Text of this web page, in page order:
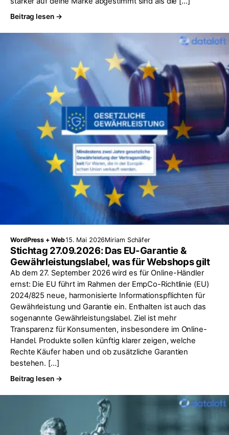
Beitrag lesen →
WordPress + Web15. Mai 2026Miriam Schäfer
Stichtag 27.09.2026: Das EU-Garantie &
Gewährleistungslabel, was für Webshops gilt
Ab dem 27. September 2026 wird es für Online-Händler
ernst: Die EU führt im Rahmen der EmpCo-Richtlinie (EU)
2024/825 neue, harmonisierte Informationspflichten für
Gewährleistung und Garantie ein. Enthalten ist auch das
sogenannte Gewährleistungslabel. Ziel ist mehr
Transparenz für Konsumenten, insbesondere im Online-
Handel. Produkte sollen künftig klarer zeigen, welche
Rechte Käufer haben und ob zusätzliche Garantien
bestehen. […]
Beitrag lesen →